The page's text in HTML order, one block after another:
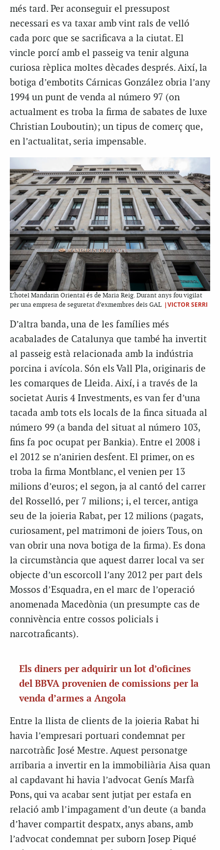
més tard. Per aconseguir el pressupost
necessari es va taxar amb vint rals de velló
cada porc que se sacrificava a la ciutat. El
vincle porcí amb el passeig va tenir alguna
curiosa rèplica moltes dècades després. Així, la
botiga d’embotits Cárnicas González obria l’any
1994 un punt de venda al número 97 (on
actualment es troba la firma de sabates de luxe
Christian Louboutin); un tipus de comerç que,
en l’actualitat, seria impensable.
L’hotel Mandarin Oriental és de Maria Reig. Durant anys fou vigilat
per una empresa de seguretat d’exmembres dels GAL |VICTOR SERRI
D’altra banda, una de les famílies més
acabalades de Catalunya que també ha invertit
al passeig està relacionada amb la indústria
porcina i avícola. Són els Vall Pla, originaris de
les comarques de Lleida. Així, i a través de la
societat Auris 4 Investments, es van fer d’una
tacada amb tots els locals de la finca situada al
número 99 (a banda del situat al número 103,
fins fa poc ocupat per Bankia). Entre el 2008 i
el 2012 se n’anirien desfent. El primer, on es
troba la firma Montblanc, el venien per 13
milions d’euros; el segon, ja al cantó del carrer
del Rosselló, per 7 milions; i, el tercer, antiga
seu de la joieria Rabat, per 12 milions (pagats,
curiosament, pel matrimoni de joiers Tous, on
van obrir una nova botiga de la firma). Es dona
la circumstància que aquest darrer local va ser
objecte d’un escorcoll l’any 2012 per part dels
Mossos d’Esquadra, en el marc de l’operació
anomenada Macedònia (un presumpte cas de
connivència entre cossos policials i
narcotraficants).
Els diners per adquirir un lot d’oficines
del BBVA provenien de comissions per la
venda d’armes a Angola
Entre la llista de clients de la joieria Rabat hi
havia l’empresari portuari condemnat per
narcotràfic José Mestre. Aquest personatge
arribaria a invertir en la immobiliària Aisa quan
al capdavant hi havia l’advocat Genís Marfà
Pons, qui va acabar sent jutjat per estafa en
relació amb l’impagament d’un deute (a banda
d’haver compartit despatx, anys abans, amb
l’advocat condemnat per suborn Josep Piqué